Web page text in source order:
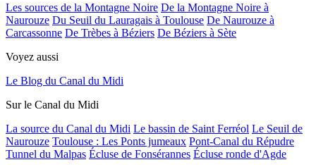
Les sources de la Montagne Noire De la Montagne Noire à
Naurouze Du Seuil du Lauragais à Toulouse De Naurouze à
Carcassonne De Trèbes à Béziers De Béziers à Sète
Voyez aussi
Le Blog du Canal du Midi
Sur le Canal du Midi
La source du Canal du Midi Le bassin de Saint Ferréol Le Seuil de
Naurouze Toulouse : Les Ponts jumeaux Pont-Canal du Répudre
Tunnel du Malpas Écluse de Fonsérannes Écluse ronde d'Agde